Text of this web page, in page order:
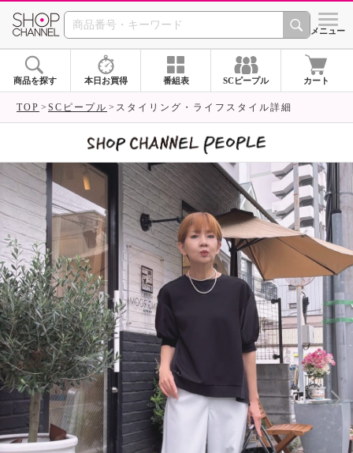
SHOP CHANNEL シメニュー
商品を探す 本日お買得 番組表 SCピープル カート
TOP SCピープル スタイリング・ライフスタイル詳細